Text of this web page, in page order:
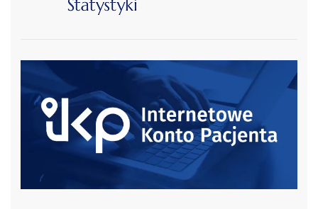
czytaj więcej